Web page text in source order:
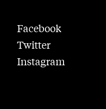
Facebook
Twitter
Instagram